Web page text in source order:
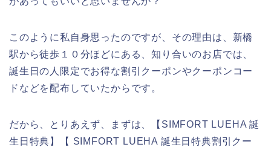
このように私自身思ったのですが、その理由は、新橋
駅から徒歩１０分ほどにある、知り合いのお店では、
誕生日の人限定でお得な割引クーポンやクーポンコー
ドなどを配布していたからです。
だから、とりあえず、まずは、【SIMFORT LUEHA 誕
生日特典】【 SIMFORT LUEHA 誕生日特典割引クー